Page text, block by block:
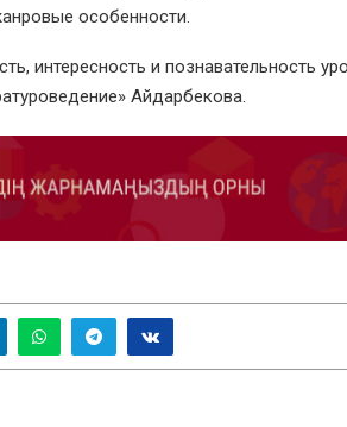
особенности.
интересность и познавательность
Айдарбекова.